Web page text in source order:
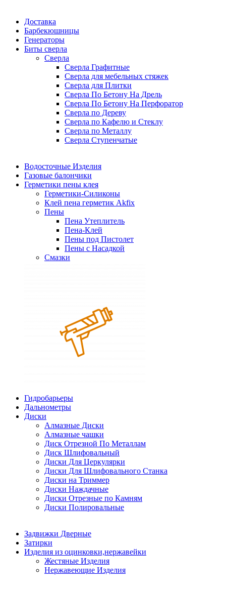
Доставка
Барбекюшницы
Генераторы
Биты сверла
Сверла
Сверла Графитные
Сверла для мебельных стяжек
Сверла для Плитки
Сверла По Бетону На Дрель
Сверла По Бетону На Перфоратор
Сверла по Дереву
Сверла по Кафелю и Стеклу
Сверла по Металлу
Сверла Ступенчатые
Водосточные Изделия
Газовые балончики
Герметики пены клея
Герметики-Силиконы
Клей пена герметик Akfix
Пены
Пена Утеплитель
Пена-Клей
Пены под Пистолет
Пены с Насадкой
Смазки
Гидробарьеры
Дальнометры
Диски
Алмазные Диски
Алмазные чашки
Диск Отрезной По Металлам
Диск Шлифовальный
Диски Для Церкулярки
Диски Для Шлифовального Станка
Диски на Триммер
Диски Наждачные
Диски Отрезные по Камням
Диски Полировальные
Задвижки Дверные
Затирки
Изделия из оцинковки,нержавейки
Жестяные Изделия
Нержавеющие Изделия